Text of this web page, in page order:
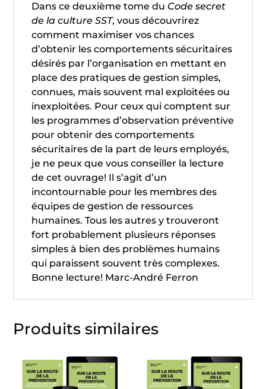
Dans ce deuxième tome du Code secret
de la culture SST, vous découvrirez
comment maximiser vos chances
d’obtenir les comportements sécuritaires
désirés par l’organisation en mettant en
place des pratiques de gestion simples,
connues, mais souvent mal exploitées ou
inexploitées. Pour ceux qui comptent sur
les programmes d’observation préventive
pour obtenir des comportements
sécuritaires de la part de leurs employés,
je ne peux que vous conseiller la lecture
de cet ouvrage! Il s’agit d’un
incontournable pour les membres des
équipes de gestion de ressources
humaines. Tous les autres y trouveront
fort probablement plusieurs réponses
simples à bien des problèmes humains
qui paraissent souvent très complexes.
Bonne lecture! Marc-André Ferron
Produits similaires